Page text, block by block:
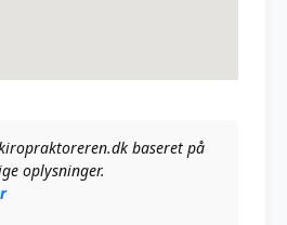
baseret på
oplysninger.